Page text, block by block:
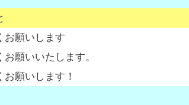
お願いします
お願いいたします。
お願いします！